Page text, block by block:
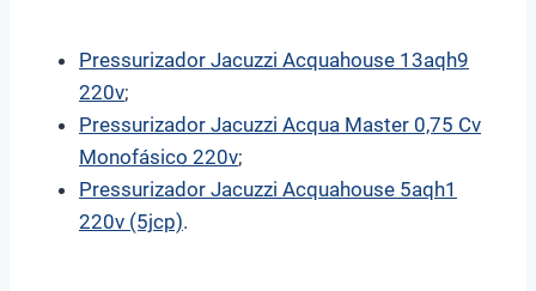
Pressurizador Jacuzzi Acquahouse 13aqh9
220v;
Pressurizador Jacuzzi Acqua Master 0,75 Cv
Monofásico 220v;
Pressurizador Jacuzzi Acquahouse 5aqh1
220v (5jcp).